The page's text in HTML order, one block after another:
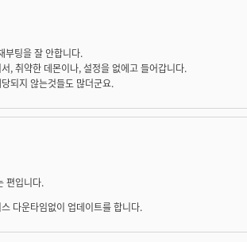
부팅을 잘 안합니다.
, 취약한 데몬이나, 설정을 없에고 들어갑니다.
되지 않는것들도 많더군요.
편입니다.
다운타임없이 업데이트를 합니다.